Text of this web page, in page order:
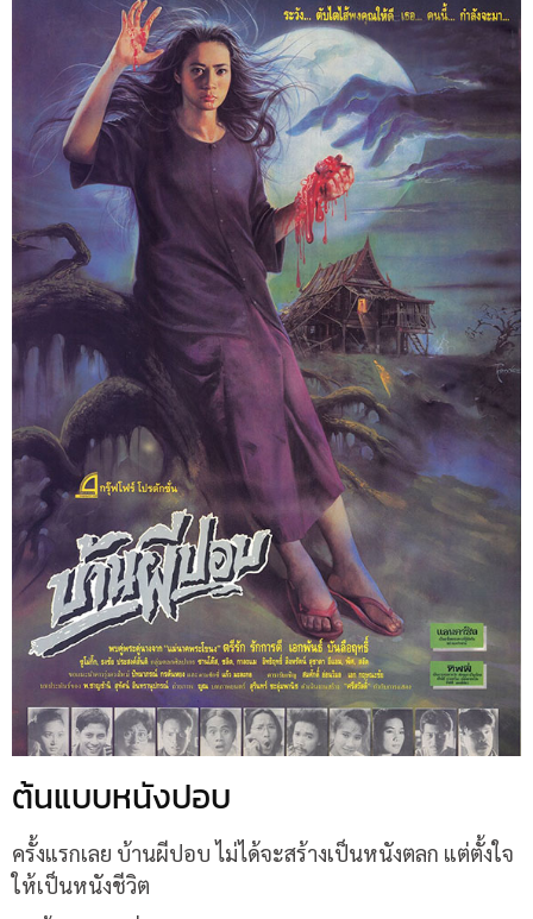
ต้นแบบหนังปอบ
ครั้งแรกเลย บ้านผีปอบ ไม่ได้จะสร้างเป็นหนังตลก แต่ตั้งใจ
ให้เป็นหนังชีวิต